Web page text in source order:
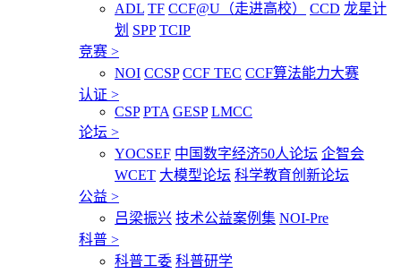
ADL TF CCF@U（走进高校） CCD 龙星计
划 SPP TCIP
竞赛 >
NOI CCSP CCF TEC CCF算法能力大赛
认证 >
CSP PTA GESP LMCC
论坛 >
YOCSEF 中国数字经济50人论坛 企智会
WCET 大模型论坛 科学教育创新论坛
公益 >
吕梁振兴 技术公益案例集 NOI-Pre
科普 >
科普工委 科普研学